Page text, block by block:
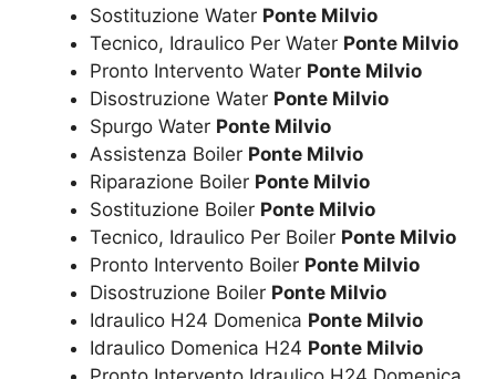
Sostituzione Water Ponte Milvio
Tecnico, Idraulico Per Water Ponte Milvio
Pronto Intervento Water Ponte Milvio
Disostruzione Water Ponte Milvio
Spurgo Water Ponte Milvio
Assistenza Boiler Ponte Milvio
Riparazione Boiler Ponte Milvio
Sostituzione Boiler Ponte Milvio
Tecnico, Idraulico Per Boiler Ponte Milvio
Pronto Intervento Boiler Ponte Milvio
Disostruzione Boiler Ponte Milvio
Idraulico H24 Domenica Ponte Milvio
Idraulico Domenica H24 Ponte Milvio